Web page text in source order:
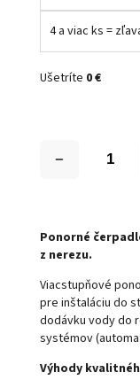
4 a viac ks =
Ušetríte 0 €
Ponorné
z nerezu.
Viacstupňové
pre inštaláciu do
dodávku vody do
systémov
Výhody